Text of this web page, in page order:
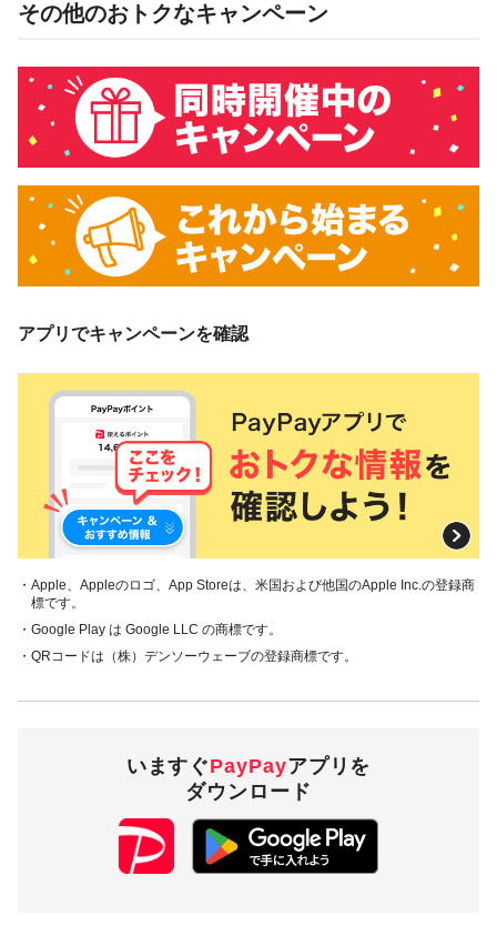
概要
キャンペーン期間中、対象ストアで、PayPay残高でお支払いい
ただいた際に、4回に1回の確率で、下記のいずれかが当たる
※1抽選を実施します。当選者には、次の内容でPayPayポイン
トを付与します。
支払方法 付与率 付与上限
PayPay残高
1等：100％
2等：5％
100,000ポイント
ません。なお、1等～3等の当選確率は同率ではなく、1、2、3等の順に当選
確率は低く設定されています。
対象ストア
本キャンペーンの対象ストアは、Qoo10です。
対象の支払方法
本キャンペーンの対象の支払方法は、PayPay残高で、その他
キャンペーンの適用について
本キャンペーンにより付与するPayPayポイントは、
PayPay決済により適用されるPayPay利用特典や同時開
催中の総付キャンペーンによるポイントの「付与合計上
その他のおトクなキャンペーン
アプリでキャンペーンを確認
・Apple、Appleのロゴ、App Storeは、米国および他国のApple Inc.の登録商
標です。
・Google Play は Google LLC の商標です。
・QRコードは（株）デンソーウェーブの登録商標です。
いますぐPayPayアプリを
ダウンロード